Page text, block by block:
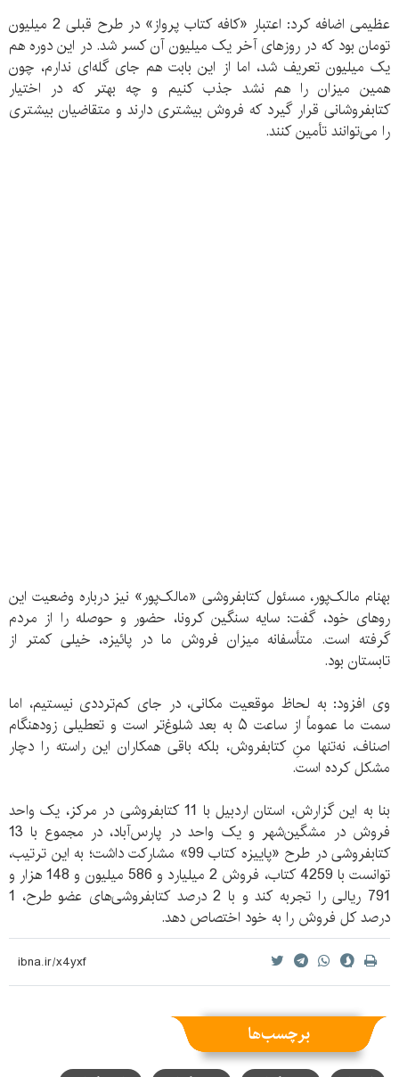
عظیمی اضافه کرد: اعتبار «کافه‌ کتاب پرواز» در طرح قبلی 2 میلیون
تومان بود که در روزهای آخر یک میلیون آن کسر شد. در این دوره هم
یک میلیون تعریف شد، اما از این بابت هم جای گله‌ای ندارم، چون
همین میزان را هم نشد جذب کنیم و چه بهتر که در اختیار
کتابفروشانی قرار گیرد که فروش بیشتری دارند و متقاضیان بیشتری
را می‌توانند تأمین کنند.
بهنام مالک‌پور، مسئول کتابفروشی «مالک‌پور» نیز درباره وضعیت این
روهای خود، گفت: سایه سنگین کرونا، حضور و حوصله را از مردم
گرفته است. متأسفانه میزان فروش ما در پائیزه، خیلی کمتر از
تابستان بود.
وی افزود: به لحاظ موقعیت مکانی، در جای کم‌ترددی نیستیم، اما
سمت ما عموماً از ساعت ۵ به بعد شلوغ‌تر است و تعطیلی زودهنگام
اصناف، نه‌تنها منِ کتابفروش، بلکه باقی همکاران این راسته را دچار
مشکل کرده است.
بنا به این گزارش، استان اردبیل با 11 کتابفروشی در مرکز، یک واحد
فروش در مشگین‌شهر و یک واحد در پارس‌آباد، در مجموع با 13
کتابفروشی در طرح «پاییزه کتاب 99» مشارکت داشت؛ به این ترتیب،
توانست با 4259 کتاب، فروش 2 میلیارد و 586 میلیون و 148 هزار و
791 ریالی را تجربه کند و با 2 درصد کتابفروشی‌های عضو طرح، 1
درصد کل فروش را به خود اختصاص دهد.
برچسب‌ها